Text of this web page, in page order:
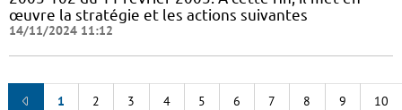
œuvre la stratégie et les actions suivantes
14/11/2024 11:12
1 2 3 4 5 6 7 8 9 10